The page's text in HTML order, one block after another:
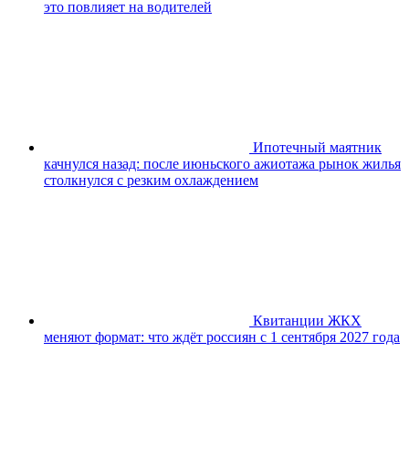
это повлияет на водителей
Ипотечный маятник
качнулся назад: после июньского ажиотажа рынок жилья
столкнулся с резким охлаждением
Квитанции ЖКХ
меняют формат: что ждёт россиян с 1 сентября 2027 года